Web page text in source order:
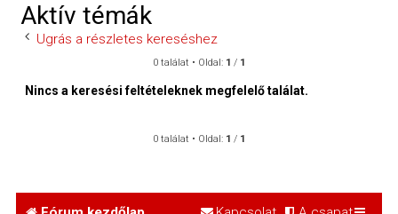
Aktív témák
Ugrás a részletes kereséshez
0 találat • Oldal: 1 / 1
Nincs a keresési feltételeknek megfelelő találat.
0 találat • Oldal: 1 / 1